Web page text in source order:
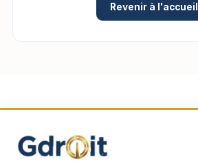
Revenir à l'accueil